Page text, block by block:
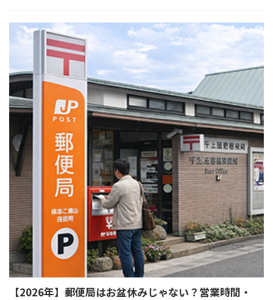
【2026年】郵便局はお盆休みじゃない？営業時間・